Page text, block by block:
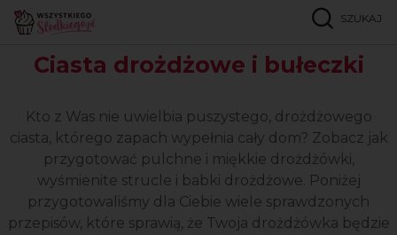
SZUKAJ
Strona główna Ciasta drożdżowe
Ciasta drożdżowe i bułeczki
Kto z Was nie uwielbia puszystego, drożdżowego
ciasta, którego zapach wypełnia cały dom? Zobacz jak
przygotować pulchne i miękkie drożdżówki,
wyśmienite strucle i babki drożdżowe. Poniżej
przygotowaliśmy dla Ciebie wiele sprawdzonych
przepisów, które sprawią, że Twoja drożdżówka będzie